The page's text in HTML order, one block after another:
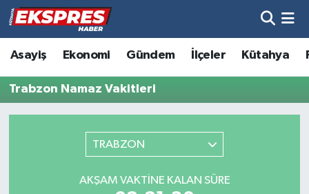
Asayiş Ekonomi Gündem İlçeler Kütahya
Trabzon Namaz Vakitleri
TRABZON
AKŞAM VAKTINE KALAN SÜRE
Altıntaş
Asayiş
Biyografiler
Hava Durumu
Trafik Durumu
Tüm Manşetler